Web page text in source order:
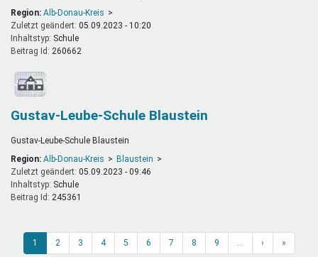
Region: Alb-Donau-Kreis
Zuletzt geändert: 05.09.2023 - 10:20
Inhaltstyp:
schule
Beitrag Id: 260662
Gustav-Leube-Schule Blaustein
Gustav-Leube-Schule Blaustein
Region: Alb-Donau-Kreis
Blaustein
Zuletzt geändert: 05.09.2023 - 09:46
Inhaltstyp:
schule
Beitrag Id: 245361
1 2 3 4 5 6 7 8 9 › »